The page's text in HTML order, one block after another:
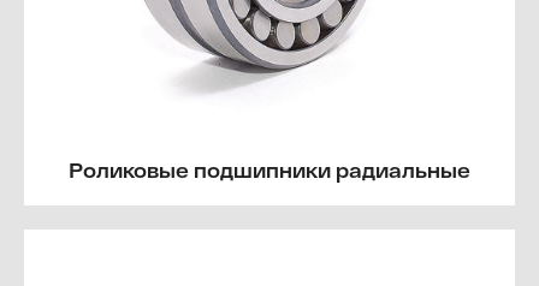
Роликовые подшипники радиальные